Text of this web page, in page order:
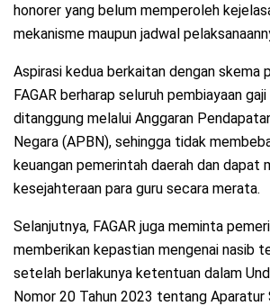
honorer yang belum memperoleh
mekanisme maupun jadwal
Aspirasi kedua berkaitan dengan skema
FAGAR berharap seluruh pembiayaan
ditanggung melalui Anggaran
Negara (APBN), sehingga tidak
keuangan pemerintah daerah dan dapat
kesejahteraan para guru secara merata.
Selanjutnya, FAGAR juga meminta
memberikan kepastian mengenai nasib
setelah berlakunya ketentuan dalam
Nomor 20 Tahun 2023 tentang Aparatur